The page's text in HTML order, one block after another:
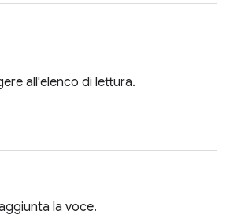
all'elenco di lettura.
la voce.